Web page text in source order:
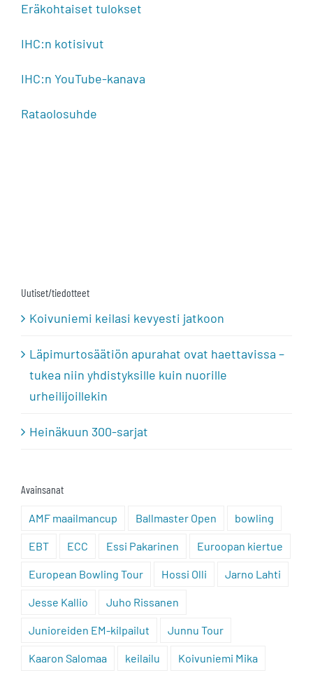
Eräkohtaiset tulokset
IHC:n kotisivut
IHC:n YouTube-kanava
Rataolosuhde
Uutiset/tiedotteet
Koivuniemi keilasi kevyesti jatkoon
Läpimurtosäätiön apurahat ovat haettavissa –
tukea niin yhdistyksille kuin nuorille
urheilijoillekin
Heinäkuun 300-sarjat
Avainsanat
AMF maailmancup Ballmaster Open bowling
EBT ECC Essi Pakarinen Euroopan kiertue
European Bowling Tour Hossi Olli Jarno Lahti
Jesse Kallio Juho Rissanen
Junioreiden EM-kilpailut Junnu Tour
Kaaron Salomaa keilailu Koivuniemi Mika